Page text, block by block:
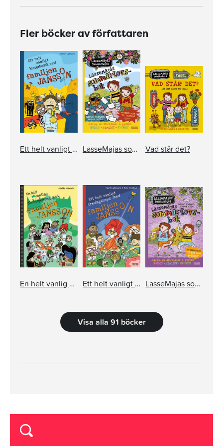
Fler böcker av författaren
Ett helt vanligt kungabesök med familjen Jansson LasseMajas sommarlovsbok. En oväntad tjuv Vad står det?
En helt vanlig filminspelning med familjen Jansson Ett helt vanligt fredagsmys med familjen Jansson LasseMajas sommarlovsbok. Träna med Prästen
Visa alla 91 böcker